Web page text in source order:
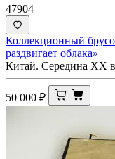
47904
Коллекционный
раздвигает облака»
Китай. Середина ХХ
50 000 ₽